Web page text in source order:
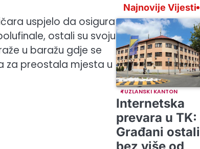
uspjelo da osigura
ostali su svoju
u baražu gdje se
za preostala mjesta u
Najnovije Vijesti
TUZLANSKI KANTON
Internetska
prevara u TK:
Građani ostali
bez više od